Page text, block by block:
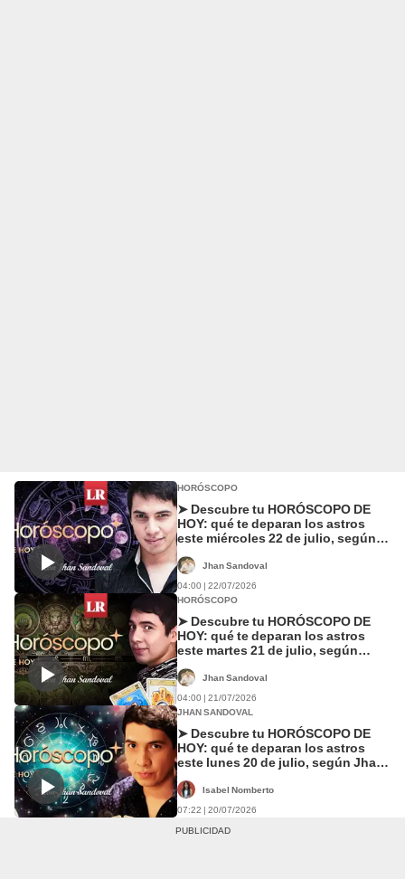
HORÓSCOPO
➤ Descubre tu HORÓSCOPO DE
HOY: qué te deparan los astros
este miércoles 22 de julio, según
Jhan Sandoval
04:00 | 22/07/2026
HORÓSCOPO
➤ Descubre tu HORÓSCOPO DE
HOY: qué te deparan los astros
este martes 21 de julio, según
Jhan Sandoval
04:00 | 21/07/2026
JHAN SANDOVAL
➤ Descubre tu HORÓSCOPO DE
HOY: qué te deparan los astros
este lunes 20 de julio, según Jhan
Isabel Nomberto
07:22 | 20/07/2026